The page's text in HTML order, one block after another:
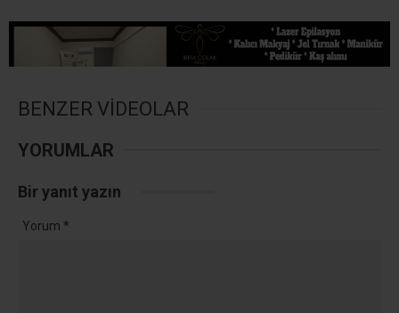
BENZER VİDEOLAR
YORUMLAR
Bir yanıt yazın
Yorum *